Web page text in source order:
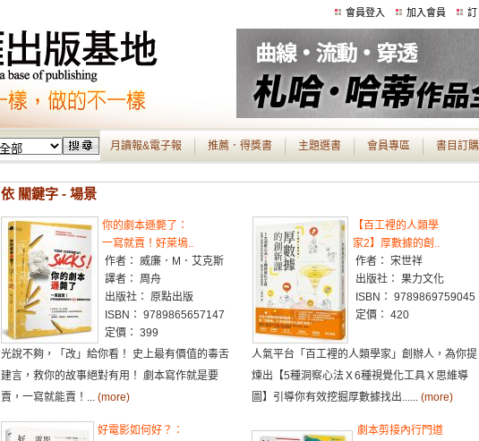
會員登入 加入會員 訂
月讀報&電子報 推薦．得獎書 主題選書 會員專區 書目訂
依 關鍵字 - 場景
你的劇本遜斃了：
一寫就賣！好萊塢..
作者： 威廉．M．艾克斯
譯者： 周舟
出版社： 原點出版
ISBN： 9789865657147
定價： 399
光說不夠，「改」給你看！ 史上最有價值的毒舌
建言，救你的故事絕對有用！ 劇本寫作就是要
賣，一寫就能賣！... (more)
【百工裡的人類學
家2】厚數據的創..
作者： 宋世祥
出版社： 果力文化
ISBN： 9789869759045
定價： 420
人氣平台「百工裡的人類學家」創辦人，為你提
煉出【5種洞察心法Ｘ6種視覺化工具Ｘ思維導
圖】引導你有效挖掘厚數據找出...... (more)
好電影如何好？：
劇本剪接內行門道